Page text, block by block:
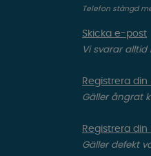
Telefon stängd
Skicka e-post
Vi svarar
Registrera din
Gäller ångrat
Registrera
Gäller defekt